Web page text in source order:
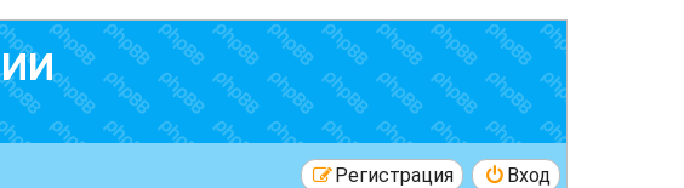
Вход
Регистрация